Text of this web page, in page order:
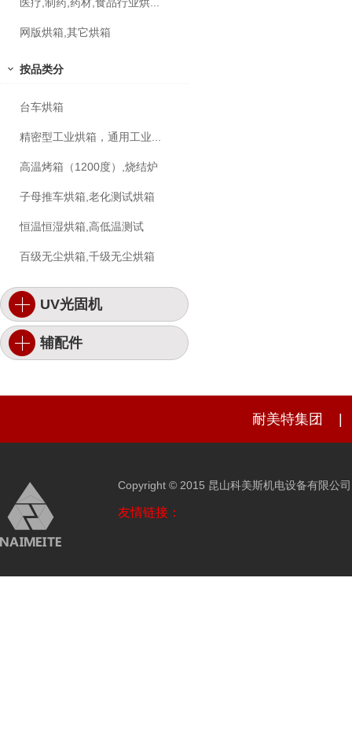
网版烘箱,其它烘箱
按品类分
台车烘箱
精密型工业烘箱，通用工业...
高温烤箱（1200度）,烧结炉
子母推车烘箱,老化测试烘箱
恒温恒湿烘箱,高低温测试
百级无尘烘箱,千级无尘烘箱
UV光固机
辅配件
耐美特集团
Copyright © 2015 昆山科美斯机电设备有限公
友情链接：